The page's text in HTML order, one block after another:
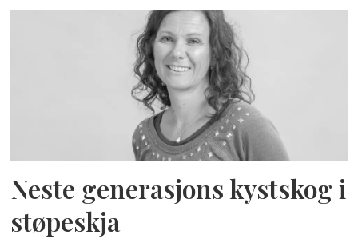
Neste generasjons kystskog i
støpeskja